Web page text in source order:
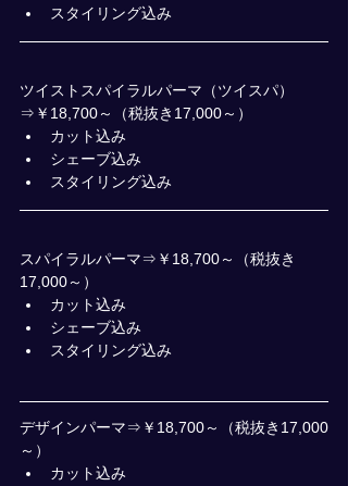
スタイリング込み
ツイストスパイラルパーマ（ツイスパ）
⇒￥18,700～（税抜き17,000～）
カット込み
シェーブ込み
スタイリング込み
スパイラルパーマ⇒￥18,700～（税抜き
17,000～）
カット込み
シェーブ込み
スタイリング込み
デザインパーマ⇒￥18,700～（税抜き17,000
～）
カット込み